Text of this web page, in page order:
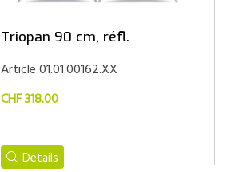
Triopan 90 cm, réfl.
Article 01.01.00162.XX
CHF 318.00
Details